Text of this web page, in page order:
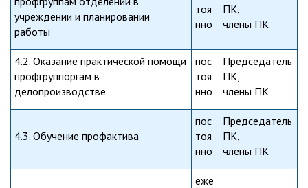
учреждении и планировании
работы
тоя
нно
ПК,
члены ПК
4.2. Оказание практической помощи
профгруппоргам в
делопроизводстве
пос
тоя
нно
Председатель
ПК,
члены ПК
4.3. Обучение профактива
пос
тоя
нно
Председатель
ПК,
члены ПК
еже